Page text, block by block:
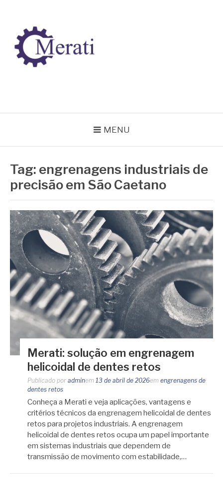
conteúdo
MENU
Tag: engrenagens industriais de
precisão em São Caetano
Merati: solução em engrenagem
helicoidal de dentes retos
Publicado por adminem 13 de abril de 2026em engrenagens de
dentes retos
Conheça a Merati e veja aplicações, vantagens e
critérios técnicos da engrenagem helicoidal de dentes
retos para projetos industriais. A engrenagem
helicoidal de dentes retos ocupa um papel importante
em sistemas industriais que dependem de
transmissão de movimento com estabilidade,…